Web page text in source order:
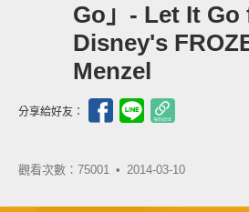
Go」- Let It Go
Disney's
Menzel
分享給好友：
觀看次數：75001 • 2014-03-10